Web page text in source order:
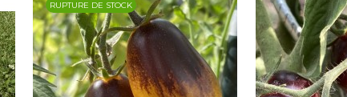
RUPTURE DE STOCK